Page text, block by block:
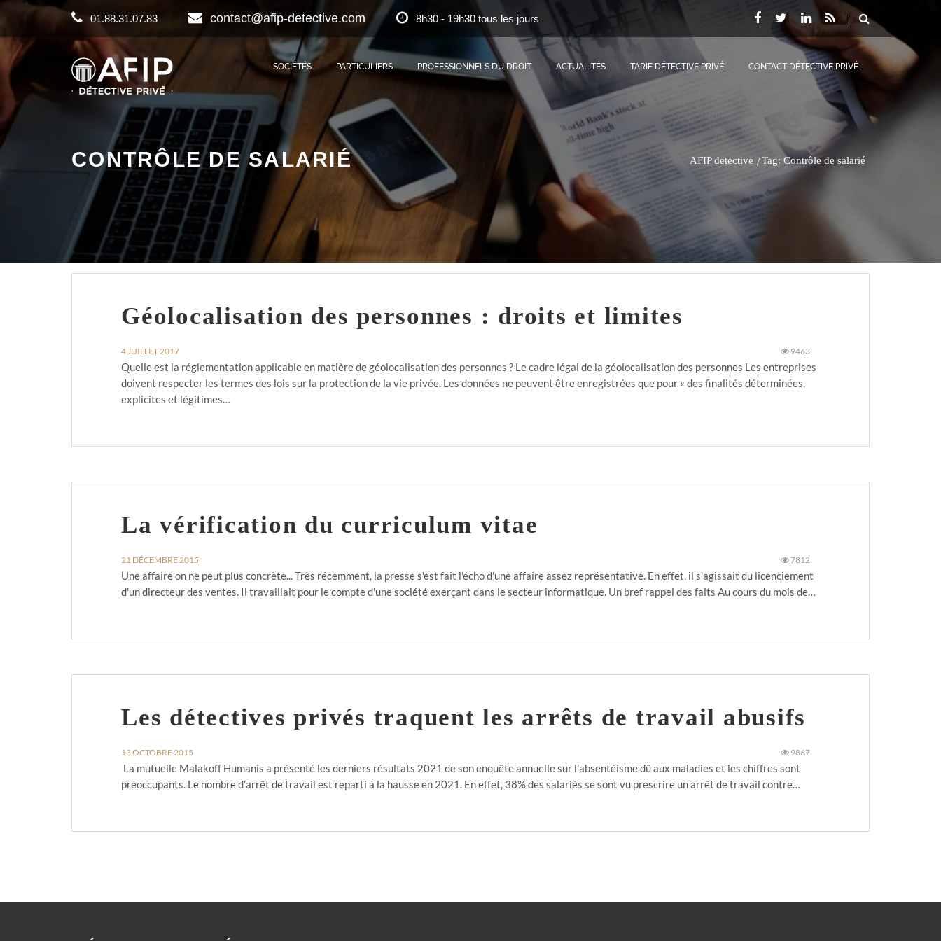
01.88.31.07.83 contact@afip-detective.com 8h30 - 19h30 tous les jours
SOCIÉTÉS PARTICULIERS PROFESSIONNELS DU DROIT ACTUALITÉS TARIF DÉTECTIVE PRIVÉ CONTACT DÉTECTIVE PRIVÉ
CONTRÔLE DE SALARIÉ AFIP detective Tag: Contrôle de salarié
Géolocalisation des personnes : droits et limites
4 JUILLET 2017 9463
Quelle est la réglementation applicable en matière de géolocalisation des personnes ? Le cadre légal de la géolocalisation des personnes Les entreprises
doivent respecter les termes des lois sur la protection de la vie privée. Les données ne peuvent être enregistrées que pour « des finalités déterminées,
explicites et légitimes…
La vérification du curriculum vitae
21 DÉCEMBRE 2015 7812
Une affaire on ne peut plus concrète... Très récemment, la presse s'est fait l'écho d'une affaire assez représentative. En effet, il s'agissait du licenciement
d'un directeur des ventes. Il travaillait pour le compte d'une société exerçant dans le secteur informatique. Un bref rappel des faits Au cours du mois de…
Les détectives privés traquent les arrêts de travail abusifs
13 OCTOBRE 2015 9867
La mutuelle Malakoff Humanis a présenté les derniers résultats 2021 de son enquête annuelle sur l’absentéisme dû aux maladies et les chiffres sont
préoccupants. Le nombre d’arrêt de travail est reparti à la hausse en 2021. En effet, 38% des salariés se sont vu prescrire un arrêt de travail contre…